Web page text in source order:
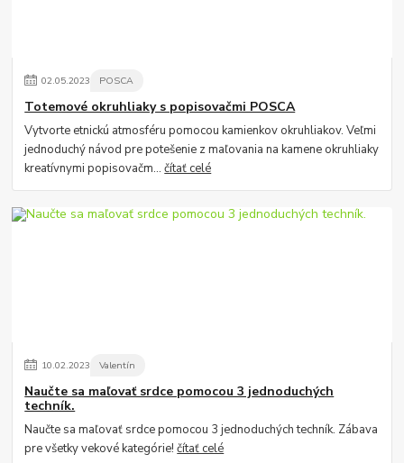
02.05.2023 POSCA
Totemové okruhliaky s popisovačmi POSCA
Vytvorte etnickú atmosféru pomocou kamienkov okruhliakov. Veľmi
jednoduchý návod pre potešenie z maľovania na kamene okruhliaky
kreatívnymi popisovačm...čítať celé
10.02.2023 Valentín
Naučte sa maľovať srdce pomocou 3 jednoduchých
techník.
Naučte sa maľovať srdce pomocou 3 jednoduchých techník. Zábava
pre všetky vekové kategórie!čítať celé